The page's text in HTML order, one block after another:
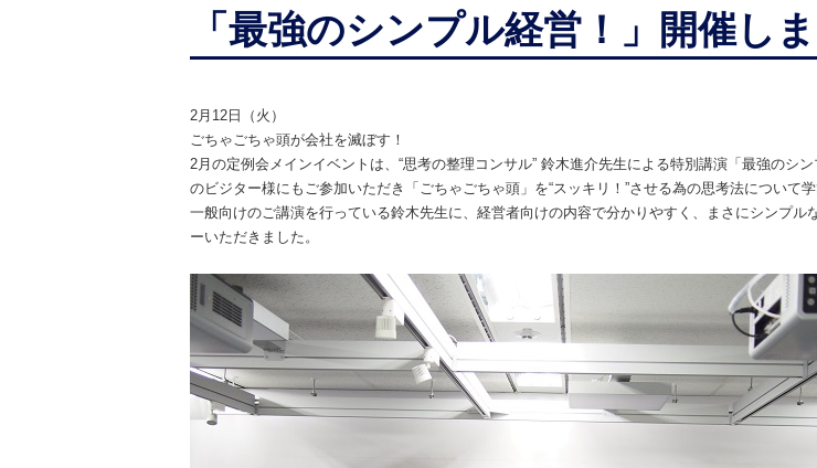
「最強のシンプル経営！」開催しま
2月 12 日（火）
ごちゃごちゃ頭が会社を滅ぼす！
2月の定例会メインイベントは、 “思考の整理コンサル” 鈴木進介先生による特別講演「最強のシン
のビジター様にもご参加いただき「ごちゃごちゃ頭」を“スッキリ！”させる為の思考法について
一般向けのご講演を行っている鈴木先生に、経営者向けの内容で分かりやすく、まさにシンプル
ーいただきました。